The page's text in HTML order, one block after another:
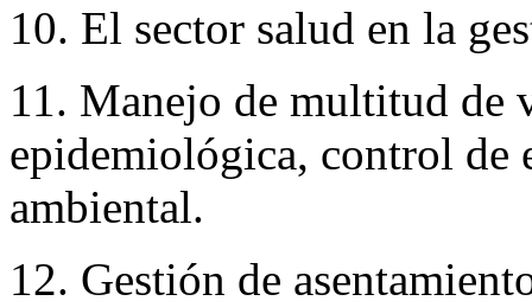
10. El sector salud en la
11. Manejo de multitud de
epidemiológica, control de
ambiental.
12. Gestión de